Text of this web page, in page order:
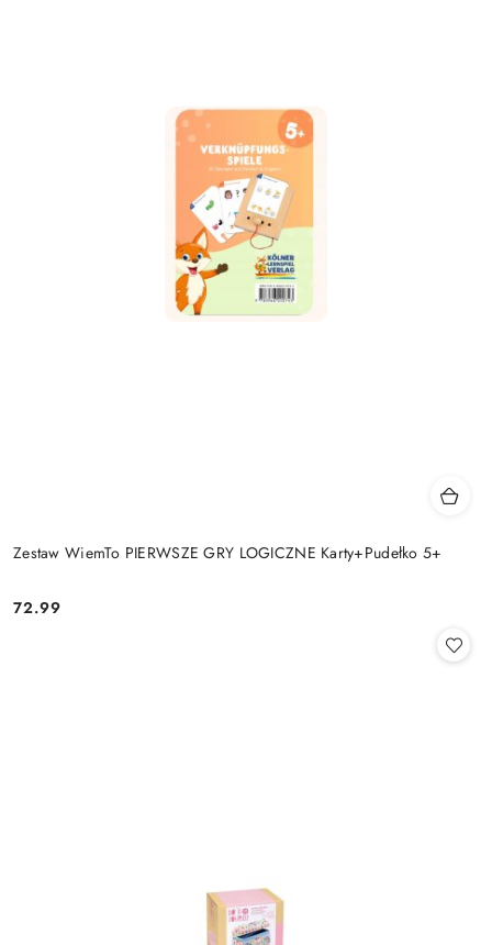
Zestaw WiemTo PIERWSZE GRY LOGICZNE Karty+Pudełko 5+
Cena:
72.99